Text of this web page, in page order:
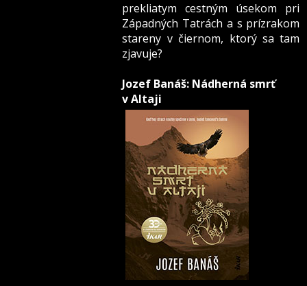
prekliatym cestným úsekom pri
Západných Tatrách a s prízrakom
stareny v čiernom, ktorý sa tam
zjavuje?
Jozef Banáš: Nádherná smrť
v Altaji